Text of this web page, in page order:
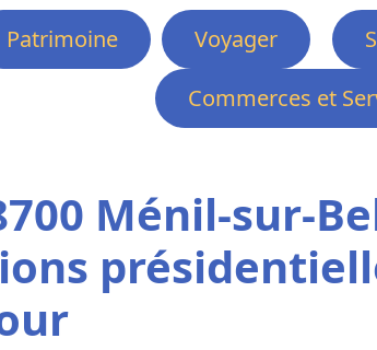
Patrimoine Voyager
Commerces et
Ménil-sur-